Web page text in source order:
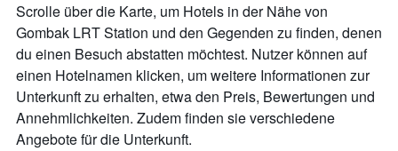
Scrolle über die Karte, um Hotels in der Nähe von
Gombak LRT Station und den Gegenden zu finden, denen
du einen Besuch abstatten möchtest. Nutzer können auf
einen Hotelnamen klicken, um weitere Informationen zur
Unterkunft zu erhalten, etwa den Preis, Bewertungen und
Annehmlichkeiten. Zudem finden sie verschiedene
Angebote für die Unterkunft.